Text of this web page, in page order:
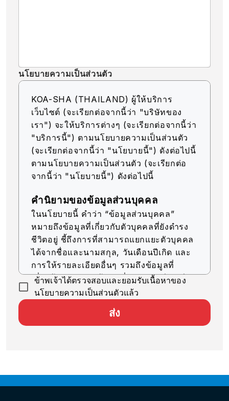
นโยบายความเป็นส่วนตัว
KOA-SHA (THAILAND) ผู้ให้บริการ
เว็บไซต์ (จะเรียกต่อจากนี้ว่า "บริษัทของ
เรา") จะให้บริการต่างๆ (จะเรียกต่อจากนี้ว่า
"บริการนี้") ตามนโยบายความเป็นส่วนตัว
(จะเรียกต่อจากนี้ว่า "นโยบายนี้") ดังต่อไปนี้
ตามนโยบายความเป็นส่วนตัว (จะเรียกต่อ
จากนี้ว่า "นโยบายนี้") ดังต่อไปนี้
คำนิยามของข้อมูลส่วนบุคคล
ในนโยบายนี้ คำว่า “ข้อมูลส่วนบุคคล”
หมายถึงข้อมูลที่เกี่ยวกับตัวบุคคลที่ยังดำรง
ชีวิตอยู่ ชี้ถึงการที่สามารถแยกแยะตัวบุคคล
ได้จากชื่อและนามสกุล, วันเดือนปีเกิด และ
การให้รายละเอียดอื่นๆ รวมถึงข้อมูลที่
เกี่ยวข้อง (รวมถึงข้อมูลที่สามารถเทียบเคียง
กับข้อมูลอื่นๆ ได้ง่าย ซึ่งจะช่วยให้สามารถ
การรับข้อมูลส่วนบุคคล
การใช้ข้อมูลส่วนบุคคล
ข้าพเจ้าได้ตรวจสอบและยอมรับเนื้อหาของ
นโยบายความเป็นส่วนตัวแล้ว
ส่ง